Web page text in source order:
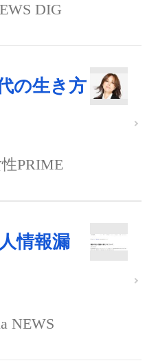
DIG
の生き方
PRIME
情報漏
NEWS